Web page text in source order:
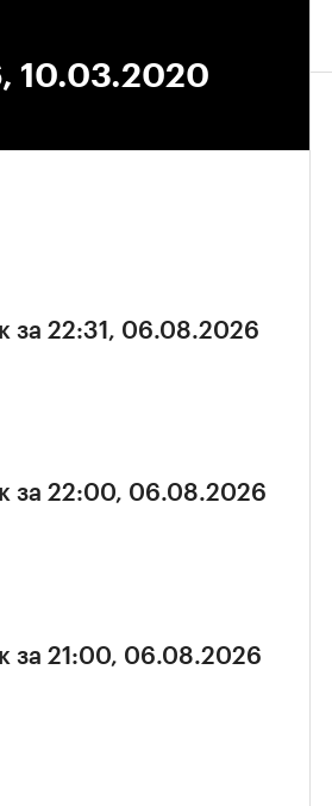
10.03.2020
за 22:31, 06.08.2026
за 22:00, 06.08.2026
за 21:00, 06.08.2026